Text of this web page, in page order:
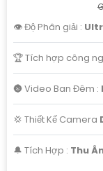
👁 Độ Phân giải :
🏆 Tích hợp công
🌚 Video Ban Đêm :
💢 Thiết Kế Camera
️🔔 Tích Hợp : Thu